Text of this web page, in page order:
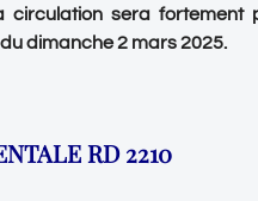
circulation sera fortement
dimanche 2 mars 2025.
RD 2210